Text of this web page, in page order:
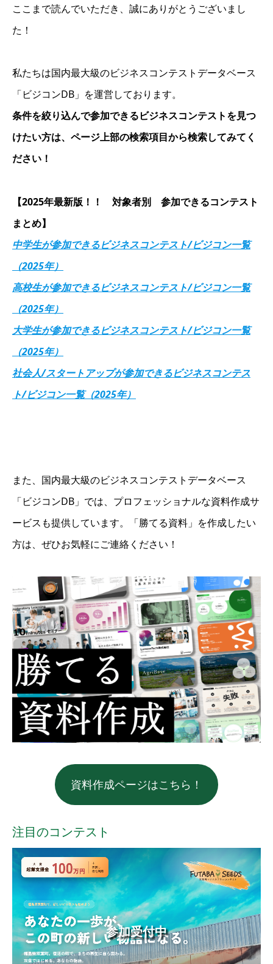
ここまで読んでいただき、誠にありがとうございまし
た！
私たちは国内最大級のビジネスコンテストデータベース
「ビジコンDB」を運営しております。
条件を絞り込んで参加できるビジネスコンテストを見つ
けたい方は、ページ上部の検索項目から検索してみてく
ださい！
【2025年最新版！！ 対象者別 参加できるコンテスト
まとめ】
中学生が参加できるビジネスコンテスト/ビジコン一覧
（2025年）
高校生が参加できるビジネスコンテスト/ビジコン一覧
（2025年）
大学生が参加できるビジネスコンテスト/ビジコン一覧
（2025年）
社会人/スタートアップが参加できるビジネスコンテス
ト/ビジコン一覧（2025年）
また、国内最大級のビジネスコンテストデータベース
「ビジコンDB」では、プロフェッショナルな資料作成サ
ービスも提供しています。「勝てる資料」を作成したい
方は、ぜひお気軽にご連絡ください！
資料作成ページはこちら！
注目のコンテスト
参加受付中